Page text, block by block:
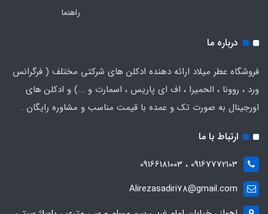
راهنما
درباره ما
فروشگاه عطر میلاد ارائه دهنده ادکلن های شرکتی مختلف ( فرگرانس
ورد ، روونا ، الحمیرا ، اف ای پاریس ، اسمارت و ...) و ادکلن های
اورجینال به صورت تک و عمده با قیمت مناسب و مشاوره رایگان .
ارتباط با ما
09167772103 ، 09166181003
Alirezasadiri78@gmail.com